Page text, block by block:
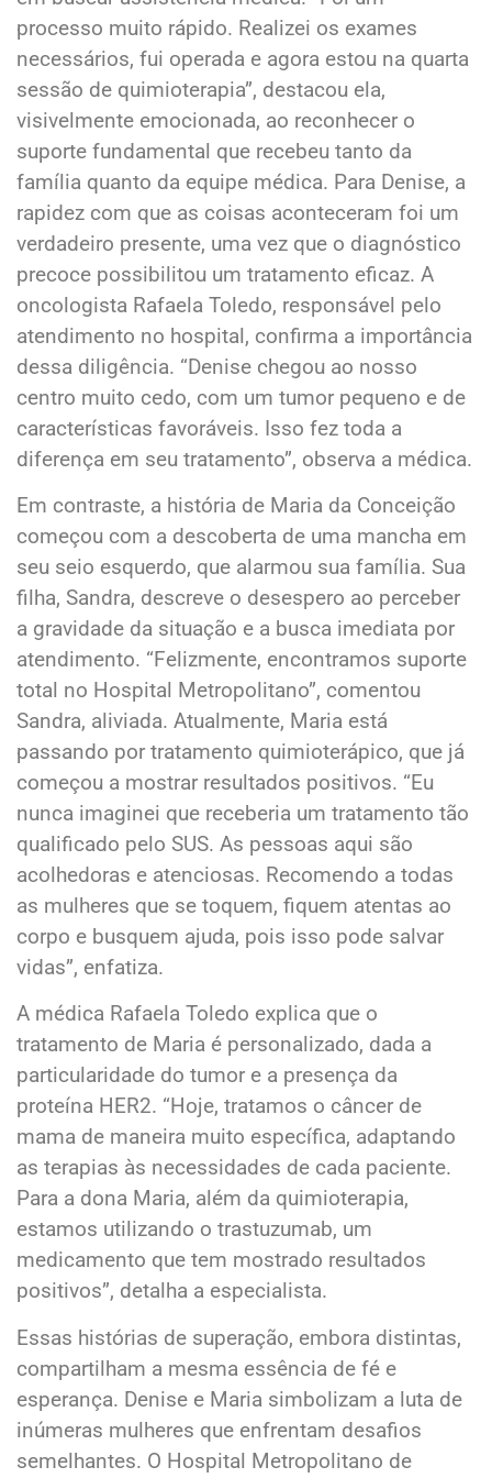
processo muito rápido. Realizei os exames
necessários, fui operada e agora estou na quarta
sessão de quimioterapia”, destacou ela,
visivelmente emocionada, ao reconhecer o
suporte fundamental que recebeu tanto da
família quanto da equipe médica. Para Denise, a
rapidez com que as coisas aconteceram foi um
verdadeiro presente, uma vez que o diagnóstico
precoce possibilitou um tratamento eficaz. A
oncologista Rafaela Toledo, responsável pelo
atendimento no hospital, confirma a importância
dessa diligência. “Denise chegou ao nosso
centro muito cedo, com um tumor pequeno e de
características favoráveis. Isso fez toda a
diferença em seu tratamento”, observa a médica.
Em contraste, a história de Maria da Conceição
começou com a descoberta de uma mancha em
seu seio esquerdo, que alarmou sua família. Sua
filha, Sandra, descreve o desespero ao perceber
a gravidade da situação e a busca imediata por
atendimento. “Felizmente, encontramos suporte
total no Hospital Metropolitano”, comentou
Sandra, aliviada. Atualmente, Maria está
passando por tratamento quimioterápico, que já
começou a mostrar resultados positivos. “Eu
nunca imaginei que receberia um tratamento tão
qualificado pelo SUS. As pessoas aqui são
acolhedoras e atenciosas. Recomendo a todas
as mulheres que se toquem, fiquem atentas ao
corpo e busquem ajuda, pois isso pode salvar
vidas”, enfatiza.
A médica Rafaela Toledo explica que o
tratamento de Maria é personalizado, dada a
particularidade do tumor e a presença da
proteína HER2. “Hoje, tratamos o câncer de
mama de maneira muito específica, adaptando
as terapias às necessidades de cada paciente.
Para a dona Maria, além da quimioterapia,
estamos utilizando o trastuzumab, um
medicamento que tem mostrado resultados
positivos”, detalha a especialista.
Essas histórias de superação, embora distintas,
compartilham a mesma essência de fé e
esperança. Denise e Maria simbolizam a luta de
inúmeras mulheres que enfrentam desafios
semelhantes. O Hospital Metropolitano de